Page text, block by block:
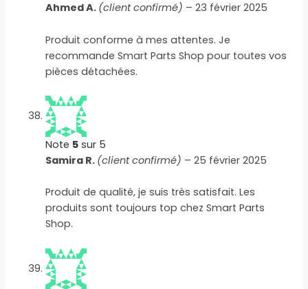
Ahmed A. (client confirmé) – 23 février 2025
Produit conforme à mes attentes. Je
recommande Smart Parts Shop pour toutes vos
pièces détachées.
Note 5 sur 5
Samira R. (client confirmé) – 25 février 2025
Produit de qualité, je suis très satisfait. Les
produits sont toujours top chez Smart Parts
Shop.